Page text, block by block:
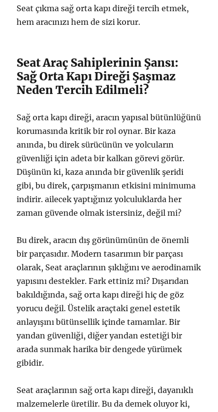
Seat çıkma sağ orta kapı direği tercih etmek,
hem aracınızı hem de sizi korur.
Seat Araç Sahiplerinin Şansı:
Sağ Orta Kapı Direği Şaşmaz
Neden Tercih Edilmeli?
Sağ orta kapı direği, aracın yapısal bütünlüğünü
korumasında kritik bir rol oynar. Bir kaza
anında, bu direk sürücünün ve yolcuların
güvenliği için adeta bir kalkan görevi görür.
Düşünün ki, kaza anında bir güvenlik şeridi
gibi, bu direk, çarpışmanın etkisini minimuma
indirir. ailecek yaptığınız yolculuklarda her
zaman güvende olmak istersiniz, değil mi?
Bu direk, aracın dış görünümünün de önemli
bir parçasıdır. Modern tasarımın bir parçası
olarak, Seat araçlarının şıklığını ve aerodinamik
yapısını destekler. Fark ettiniz mi? Dışarıdan
bakıldığında, sağ orta kapı direği hiç de göz
yorucu değil. Üstelik araçtaki genel estetik
anlayışını bütünsellik içinde tamamlar. Bir
yandan güvenliği, diğer yandan estetiği bir
arada sunmak harika bir dengede yürümek
gibidir.
Seat araçlarının sağ orta kapı direği, dayanıklı
malzemelerle üretilir. Bu da demek oluyor ki,